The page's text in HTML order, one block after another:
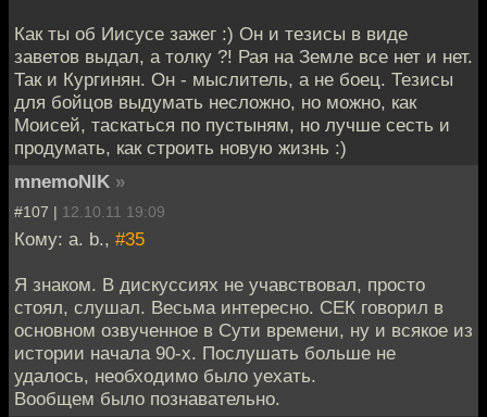
Как ты об Иисусе зажег :) Он и тезисы в виде
заветов выдал, а толку ?! Рая на Земле все нет и нет.
Так и Кургинян. Он - мыслитель, а не боец. Тезисы
для бойцов выдумать несложно, но можно, как
Моисей, таскаться по пустыням, но лучше сесть и
продумать, как строить новую жизнь :)
mnemoNIK »
#107 | 12.10.11 19:09
Кому: a. b., #35
Я знаком. В дискуссиях не учавствовал, просто
стоял, слушал. Весьма интересно. СЕК говорил в
основном озвученное в Сути времени, ну и всякое из
истории начала 90-х. Послушать больше не
удалось, необходимо было уехать.
Вообщем было познавательно.